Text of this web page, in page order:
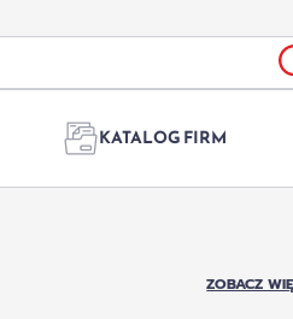
KATALOG FIRM
ZOBACZ